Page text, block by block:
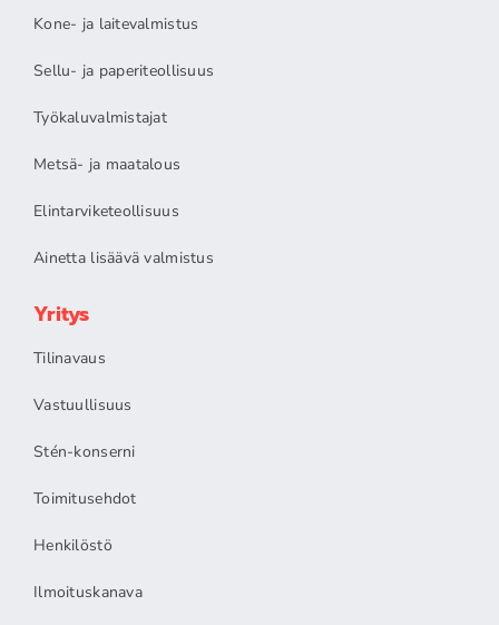
Kone- ja laitevalmistus
Sellu- ja paperiteollisuus
Työkaluvalmistajat
Metsä- ja maatalous
Elintarviketeollisuus
Ainetta lisäävä valmistus
Yritys
Tilinavaus
Vastuullisuus
Stén-konserni
Toimitusehdot
Henkilöstö
Ilmoituskanava